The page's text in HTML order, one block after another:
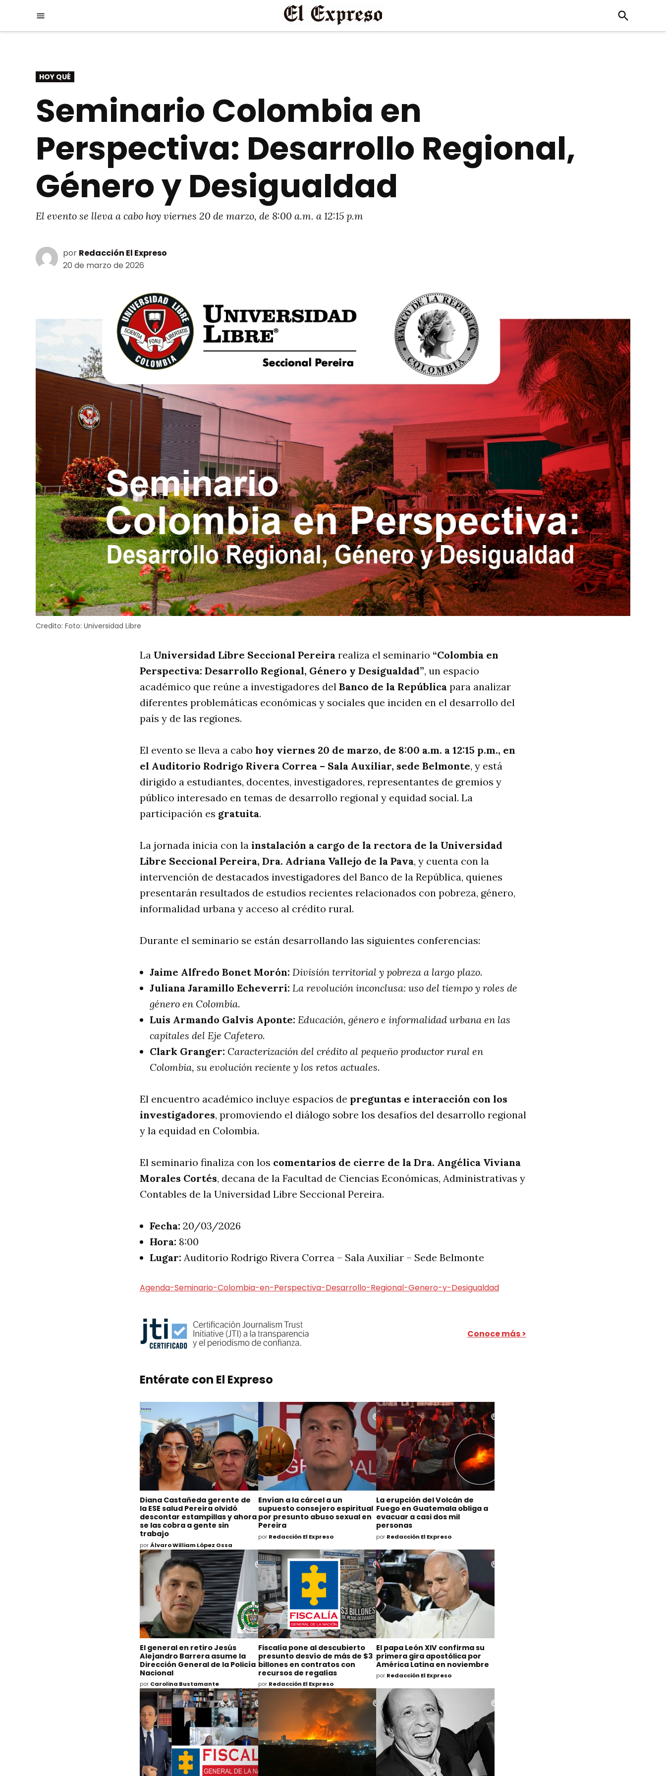
Menú
Open
Search
PUBLICADO
EN
HOY QUÉ
Seminario Colombia en
Perspectiva: Desarrollo Regional,
Género y Desigualdad
El evento se lleva a cabo hoy viernes 20 de marzo, de 8:00 a.m. a 12:15 p.m
por Redacción El Expreso
20 de marzo de 2026
Credito: Foto: Universidad Libre
La Universidad Libre Seccional Pereira realiza el seminario “Colombia en
Perspectiva: Desarrollo Regional, Género y Desigualdad”, un espacio
académico que reúne a investigadores del Banco de la República para analizar
diferentes problemáticas económicas y sociales que inciden en el desarrollo del
país y de las regiones.
El evento se lleva a cabo hoy viernes 20 de marzo, de 8:00 a.m. a 12:15 p.m., en
el Auditorio Rodrigo Rivera Correa – Sala Auxiliar, sede Belmonte, y está
dirigido a estudiantes, docentes, investigadores, representantes de gremios y
público interesado en temas de desarrollo regional y equidad social. La
participación es gratuita.
La jornada inicia con la instalación a cargo de la rectora de la Universidad
Libre Seccional Pereira, Dra. Adriana Vallejo de la Pava, y cuenta con la
intervención de destacados investigadores del Banco de la República, quienes
presentarán resultados de estudios recientes relacionados con pobreza, género,
informalidad urbana y acceso al crédito rural.
Durante el seminario se están desarrollando las siguientes conferencias:
Jaime Alfredo Bonet Morón: División territorial y pobreza a largo plazo.
Juliana Jaramillo Echeverri: La revolución inconclusa: uso del tiempo y roles de
género en Colombia.
Luis Armando Galvis Aponte: Educación, género e informalidad urbana en las
capitales del Eje Cafetero.
Clark Granger: Caracterización del crédito al pequeño productor rural en
Colombia, su evolución reciente y los retos actuales.
El encuentro académico incluye espacios de preguntas e interacción con los
investigadores, promoviendo el diálogo sobre los desafíos del desarrollo regional
y la equidad en Colombia.
El seminario finaliza con los comentarios de cierre de la Dra. Angélica Viviana
Morales Cortés, decana de la Facultad de Ciencias Económicas, Administrativas y
Contables de la Universidad Libre Seccional Pereira.
Fecha: 20/03/2026
Hora: 8:00
Lugar: Auditorio Rodrigo Rivera Correa – Sala Auxiliar – Sede Belmonte
Agenda-Seminario-Colombia-en-Perspectiva-Desarrollo-Regional-Genero-y-Desigualdad
Conoce más >
Entérate con El Expreso
Diana Castañeda gerente de
la ESE salud Pereira olvidó
descontar estampillas y ahora
se las cobra a gente sin
trabajo
porÁlvaro William López Ossa
Envían a la cárcel a un
supuesto consejero espiritual
por presunto abuso sexual en
Pereira
por Redacción El Expreso
La erupción del Volcán de
Fuego en Guatemala obliga a
evacuar a casi dos mil
personas
por Redacción El Expreso
El general en retiro Jesús
Alejandro Barrera asume la
Dirección General de la Policía
Nacional
por Carolina Bustamante
Fiscalía pone al descubierto
presunto desvío de más de $3
billones en contratos con
recursos de regalías
por Redacción El Expreso
El papa León XIV confirma su
primera gira apostólica por
América Latina en noviembre
por Redacción El Expreso